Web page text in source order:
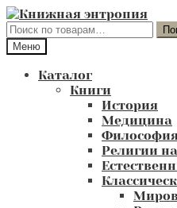
Перейти
к
навигации
Перейти
к
содержимому
Искать:
Меню
Каталог
Книги
История
Медицина
Религии